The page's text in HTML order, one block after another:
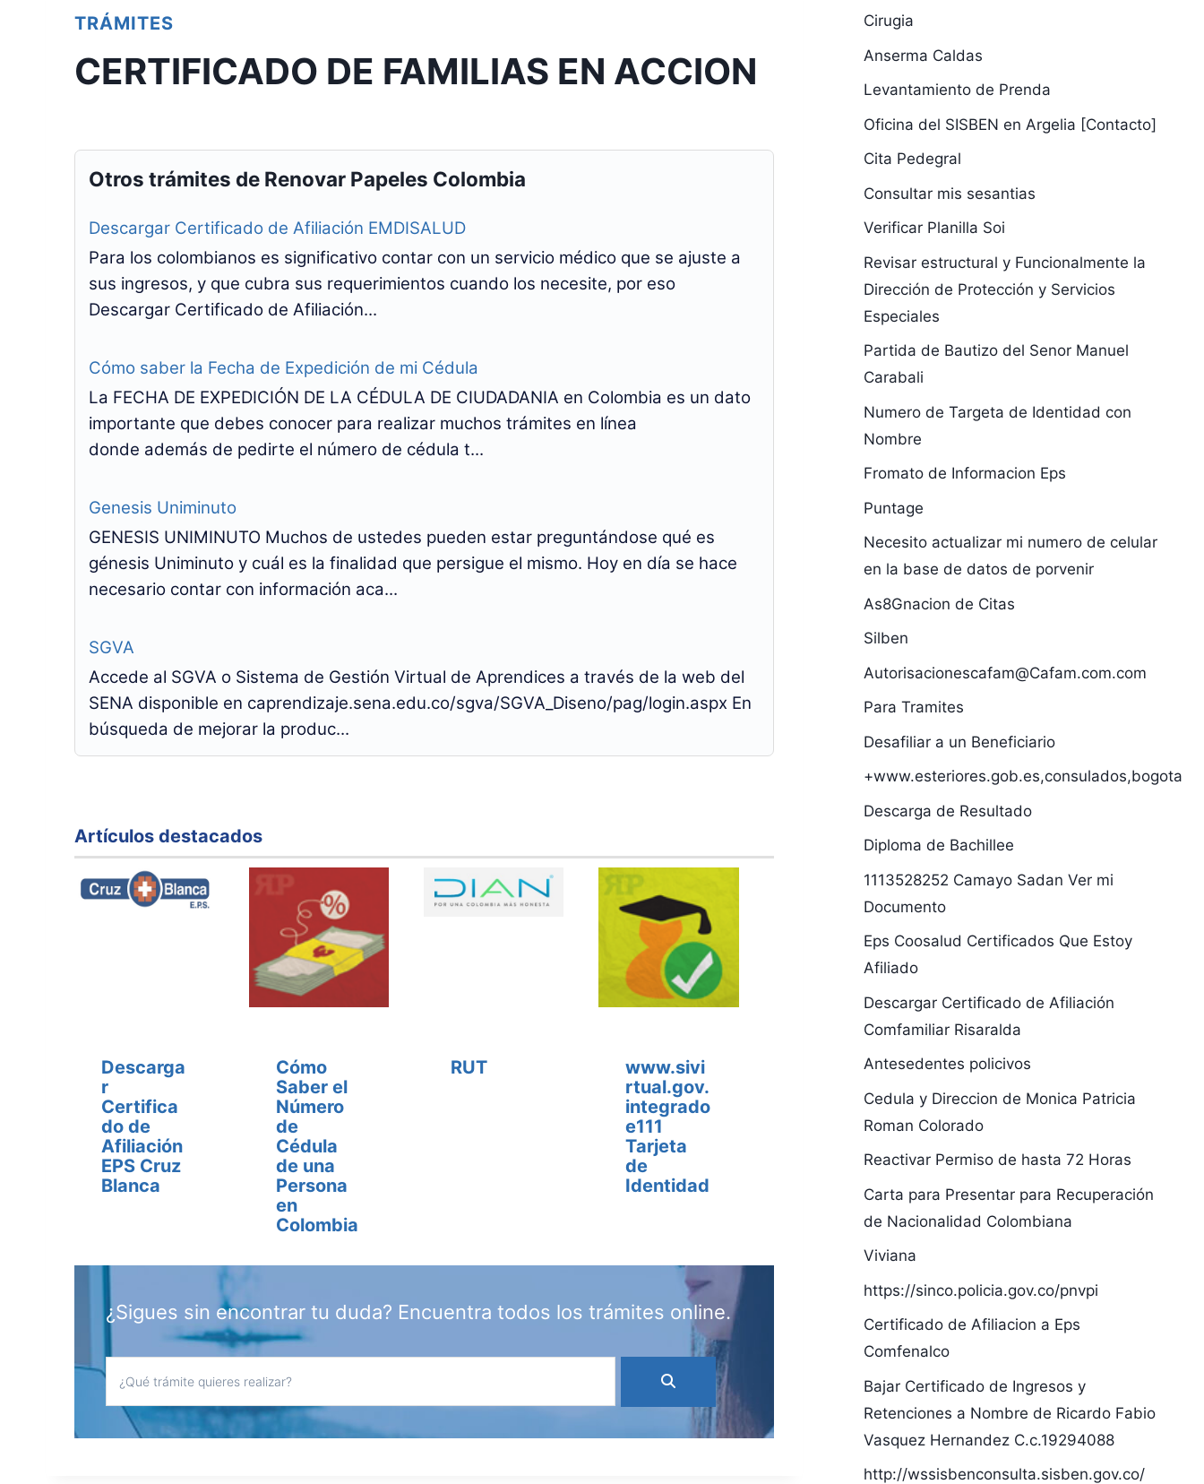
TRÁMITES
CERTIFICADO DE FAMILIAS EN ACCION
Otros trámites de Renovar Papeles Colombia
Descargar Certificado de Afiliación EMDISALUD
Para los colombianos es significativo contar con un servicio médico que se ajuste a
sus ingresos, y que cubra sus requerimientos cuando los necesite, por eso
Descargar Certificado de Afiliación...
Cómo saber la Fecha de Expedición de mi Cédula
La FECHA DE EXPEDICIÓN DE LA CÉDULA DE CIUDADANIA en Colombia es un dato
importante que debes conocer para realizar muchos trámites en línea
donde además de pedirte el número de cédula t...
Genesis Uniminuto
GENESIS UNIMINUTO Muchos de ustedes pueden estar preguntándose qué es
génesis Uniminuto y cuál es la finalidad que persigue el mismo. Hoy en día se hace
necesario contar con información aca...
SGVA
Accede al SGVA o Sistema de Gestión Virtual de Aprendices a través de la web del
SENA disponible en caprendizaje.sena.edu.co/sgva/SGVA_Diseno/pag/login.aspx En
búsqueda de mejorar la produc...
Artículos destacados
Descarga
r
Certifica
do de
Afiliación
EPS Cruz
Blanca
Cómo
Saber el
Número
de
Cédula
de una
Persona
en
Colombia
RUT
www.sivi
rtual.gov.
integrado
e111
Tarjeta
de
Identidad
¿Sigues sin encontrar tu duda? Encuentra todos los trámites online.
Cirugia
Anserma Caldas
Levantamiento de Prenda
Oficina del SISBEN en Argelia [Contacto]
Cita Pedegral
Consultar mis sesantias
Verificar Planilla Soi
Revisar estructural y Funcionalmente la
Dirección de Protección y Servicios
Especiales
Partida de Bautizo del Senor Manuel
Carabali
Numero de Targeta de Identidad con
Nombre
Fromato de Informacion Eps
Puntage
Necesito actualizar mi numero de celular
en la base de datos de porvenir
As8Gnacion de Citas
Silben
Autorisacionescafam@Cafam.com.com
Para Tramites
Desafiliar a un Beneficiario
+www.esteriores.gob.es,consulados,bogota
Descarga de Resultado
Diploma de Bachillee
1113528252 Camayo Sadan Ver mi
Documento
Eps Coosalud Certificados Que Estoy
Afiliado
Descargar Certificado de Afiliación
Comfamiliar Risaralda
Antesedentes policivos
Cedula y Direccion de Monica Patricia
Roman Colorado
Reactivar Permiso de hasta 72 Horas
Carta para Presentar para Recuperación
de Nacionalidad Colombiana
Viviana
https://sinco.policia.gov.co/pnvpi
Certificado de Afiliacion a Eps
Comfenalco
Bajar Certificado de Ingresos y
Retenciones a Nombre de Ricardo Fabio
Vasquez Hernandez C.c.19294088
http://wssisbenconsulta.sisben.gov.co/